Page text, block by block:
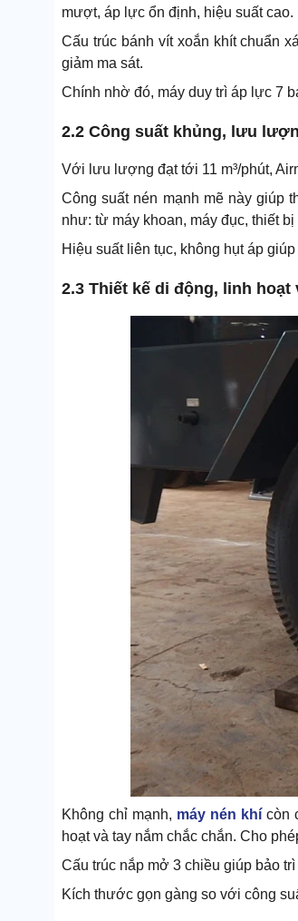
mượt, áp lực ổn định, hiệu suất cao.
Cấu trúc bánh vít xoắn khít chuẩn
giảm ma sát.
Chính nhờ đó, máy duy trì áp lực 7
2.2 Công suất khủng, lưu
Với lưu lượng đạt tới 11 m³/phút,
Công suất nén mạnh mẽ này giúp
như: từ máy khoan, máy đục, thiết
Hiệu suất liên tục, không hụt áp
2.3 Thiết kế di động, linh
Không chỉ mạnh, máy nén khícòn
hoạt và tay nắm chắc chắn. Cho
Cấu trúc nắp mở 3 chiều giúp bảo
Kích thước gọn gàng so với công